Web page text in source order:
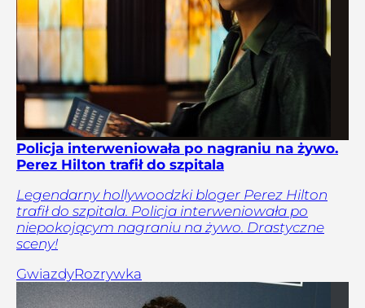
Policja interweniowała po nagraniu na żywo.
Perez Hilton trafił do szpitala
Legendarny hollywoodzki bloger Perez Hilton
trafił do szpitala. Policja interweniowała po
niepokojącym nagraniu na żywo. Drastyczne
sceny!
GwiazdyRozrywka